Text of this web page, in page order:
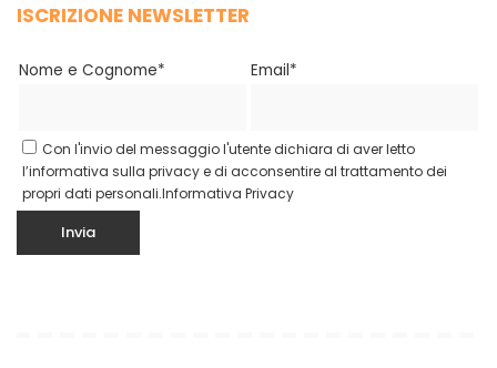
ISCRIZIONE NEWSLETTER
Nome e Cognome* Email*
Con l'invio del messaggio l'utente dichiara di aver letto
l’informativa sulla privacy e di acconsentire al trattamento dei
propri dati personali.Informativa Privacy